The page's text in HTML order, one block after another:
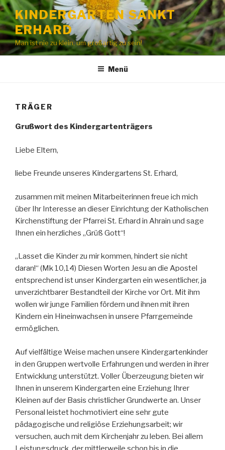
Zum
Inhalt
springen
KINDERGARTEN SANKT
ERHARD
Man ist nie zu klein, um großartig zu sein!
Menü
TRÄGER
Grußwort des Kindergartenträgers
Liebe Eltern,
liebe Freunde unseres Kindergartens St. Erhard,
zusammen mit meinen Mitarbeiterinnen freue ich mich
über Ihr Interesse an dieser Einrichtung der Katholischen
Kirchenstiftung der Pfarrei St. Erhard in Ahrain und sage
Ihnen ein herzliches „Grüß Gott“!
„Lasset die Kinder zu mir kommen, hindert sie nicht
daran!“ (Mk 10,14) Diesen Worten Jesu an die Apostel
entsprechend ist unser Kindergarten ein wesentlicher, ja
unverzichtbarer Bestandteil der Kirche vor Ort. Mit ihm
wollen wir junge Familien fördern und ihnen mit ihren
Kindern ein Hineinwachsen in unsere Pfarrgemeinde
ermöglichen.
Auf vielfältige Weise machen unsere Kindergartenkinder
in den Gruppen wertvolle Erfahrungen und werden in ihrer
Entwicklung unterstützt. Voller Überzeugung bieten wir
Ihnen in unserem Kindergarten eine Erziehung Ihrer
Kleinen auf der Basis christlicher Grundwerte an. Unser
Personal leistet hochmotiviert eine sehr gute
pädagogische und religiöse Erziehungsarbeit; wir
versuchen, auch mit dem Kirchenjahr zu leben. Bei allem